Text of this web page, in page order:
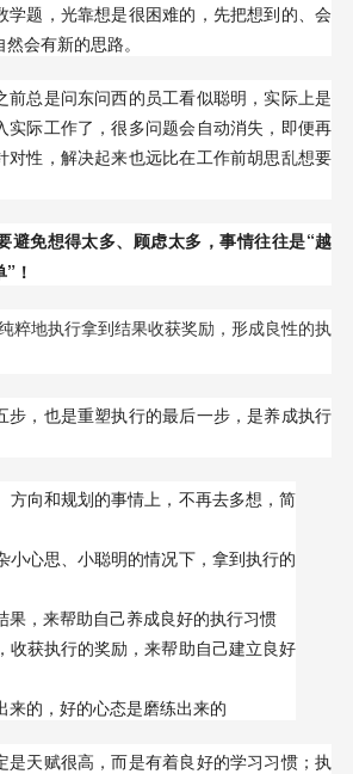
学题，光靠想是很困难的，先把想到的、会
会有新的思路。
前总是问东问西的员工看似聪明，实际上是
实际工作了，很多问题会自动消失，即便再
对性，解决起来也远比在工作前胡思乱想要
避免想得太多、顾虑太多，事情往往是“越
！
粹地执行拿到结果收获奖励，形成良性的执
步，也是重塑执行的最后一步，是养成执行
方向和规划的事情上，不再去多想，简
小心思、小聪明的情况下，拿到执行的
果，来帮助自己养成良好的执行习惯
收获执行的奖励，来帮助自己建立良好
来的，好的心态是磨练出来的
是天赋很高，而是有着良好的学习习惯；执